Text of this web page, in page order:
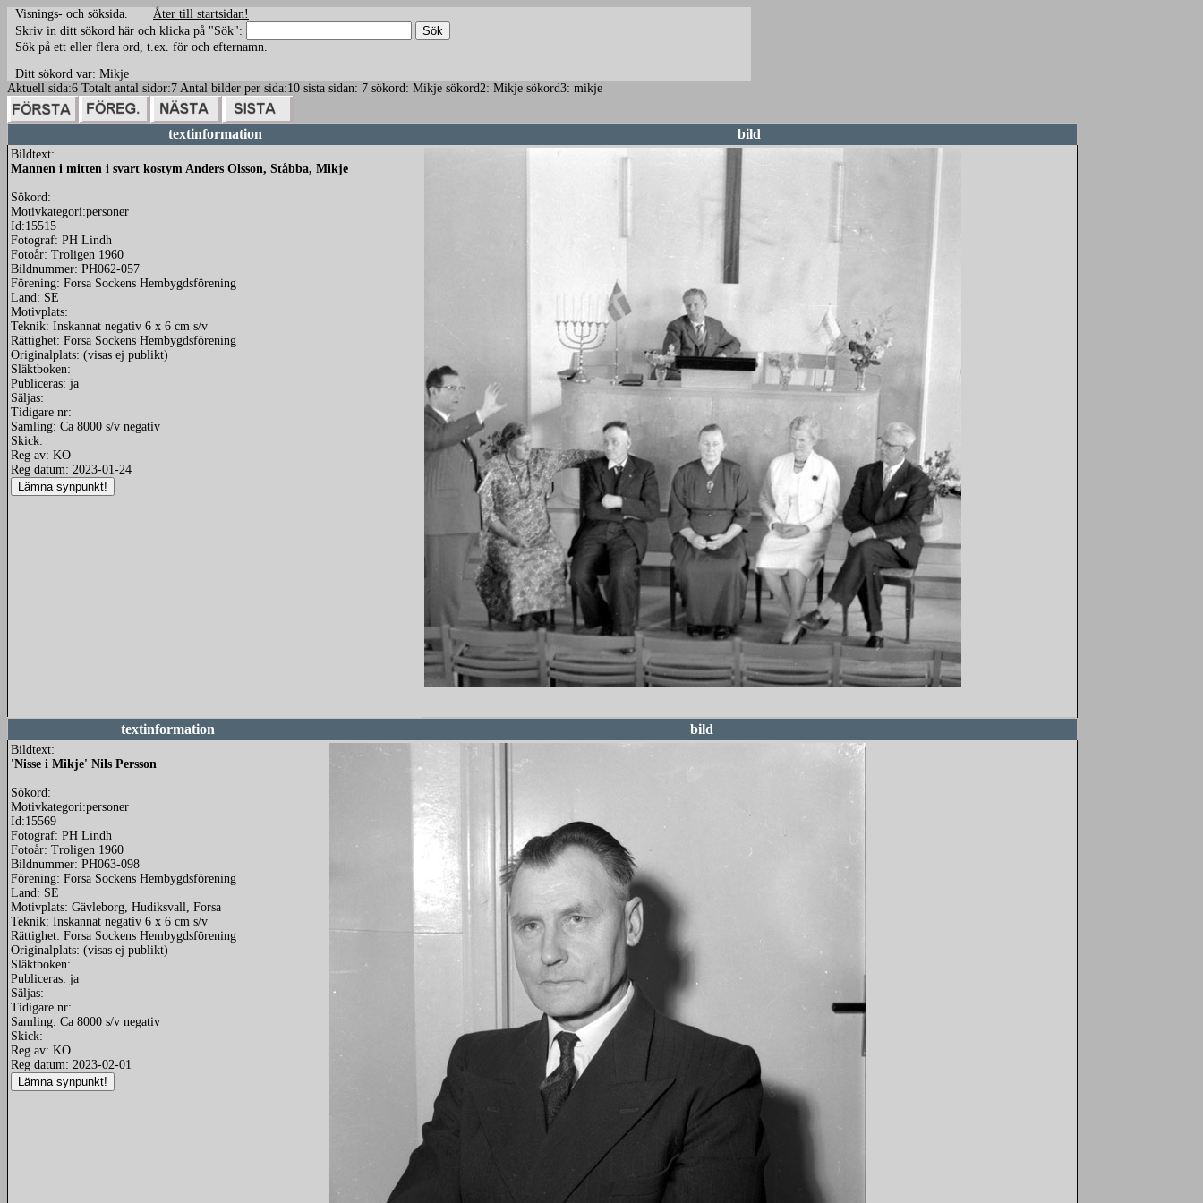
Visnings- och söksida. Åter till startsidan!
Skriv in ditt sökord här och klicka på "Sök":
Sök på ett eller flera ord, t.ex. för och efternamn.
Ditt sökord var: Mikje
Aktuell sida:6 Totalt antal sidor:7 Antal bilder per sida:10 sista sidan: 7 sökord: Mikje sökord2: Mikje sökord3: mikje
textinformation bild
Bildtext:
Mannen i mitten i svart kostym Anders Olsson, Ståbba, Mikje
Sökord:
Motivkategori:personer
Id:15515
Fotograf: PH Lindh
Fotoår: Troligen 1960
Bildnummer: PH062-057
Förening: Forsa Sockens Hembygdsförening
Land: SE
Motivplats:
Teknik: Inskannat negativ 6 x 6 cm s/v
Rättighet: Forsa Sockens Hembygdsförening
Originalplats: (visas ej publikt)
Släktboken:
Publiceras: ja
Säljas:
Tidigare nr:
Samling: Ca 8000 s/v negativ
Skick:
Reg av: KO
Reg datum: 2023-01-24
textinformation bild
Bildtext:
'Nisse i Mikje' Nils Persson
Sökord:
Motivkategori:personer
Id:15569
Fotograf: PH Lindh
Fotoår: Troligen 1960
Bildnummer: PH063-098
Förening: Forsa Sockens Hembygdsförening
Land: SE
Motivplats: Gävleborg, Hudiksvall, Forsa
Teknik: Inskannat negativ 6 x 6 cm s/v
Rättighet: Forsa Sockens Hembygdsförening
Originalplats: (visas ej publikt)
Släktboken:
Publiceras: ja
Säljas:
Tidigare nr:
Samling: Ca 8000 s/v negativ
Skick:
Reg av: KO
Reg datum: 2023-02-01